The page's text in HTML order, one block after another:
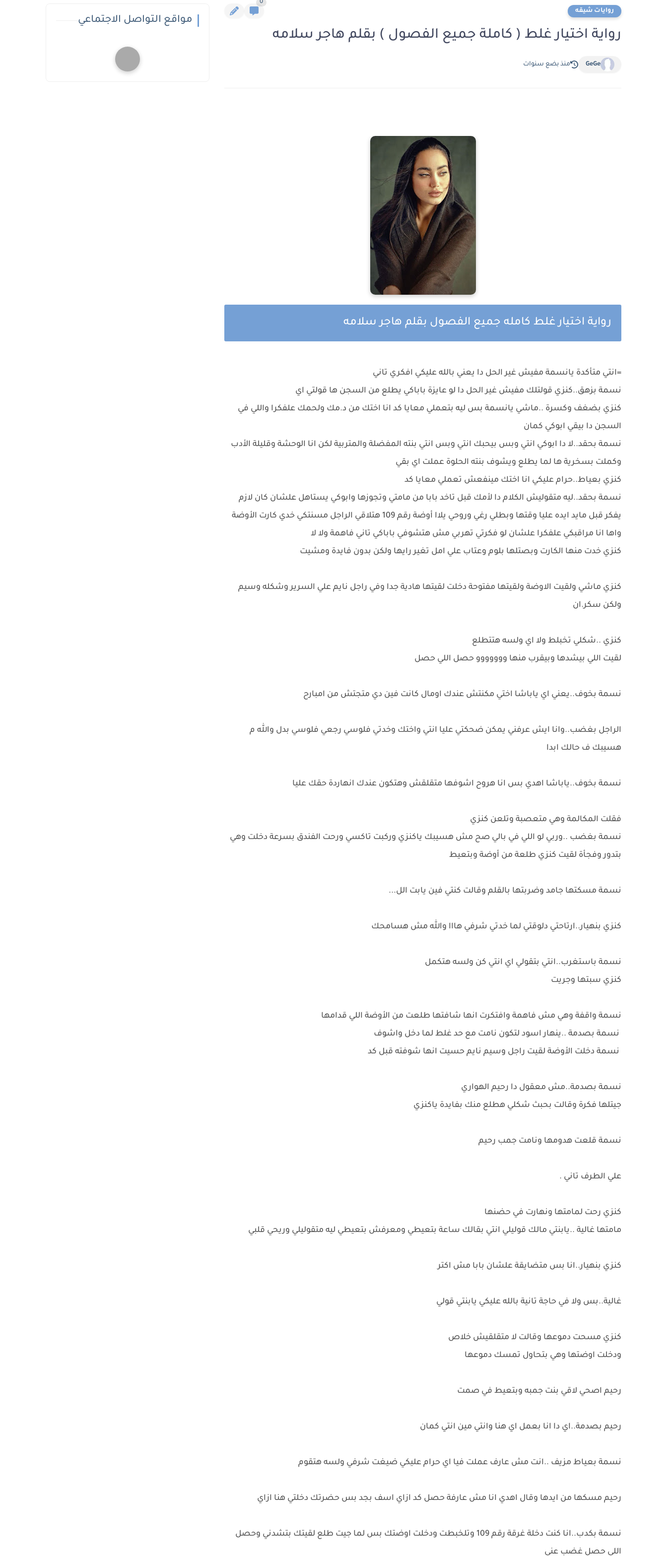
روايات شيقه
0
رواية اختيار غلط ( كاملة جميع الفصول ) بقلم هاجر سلامه
GeGe منذ بضع سنوات
رواية اختيار غلط كامله جميع الفصول بقلم هاجر سلامه
=انتي متأكدة يانسمة مفيش غير الحل دا يعني بالله عليكي افكري تاني
نسمة بزهق..كنزي قولتلك مفيش غير الحل دا لو عايزة باباكي يطلع من السجن ها قولتي اي
كنزي بضغف وكسرة ..ماشي يانسمة بس ليه بتعملي معايا كد انا اختك من د.مك ولحمك علفكرا واللي في
السجن دا بيقي ابوكي كمان
نسمة بحقد..لا دا ابوكي انتي وبس بيحبك انتي وبس انتي بنته المفضلة والمتربية لكن انا الوحشة وقليلة الأدب
وكملت بسخرية ها لما يطلع ويشوف بنته الحلوة عملت اي بقي
كنزي بعياط..حرام عليكي انا اختك مينفعش تعملي معايا كد
نسمة بحقد..ليه متقوليش الكلام دا لأمك قبل تاخد بابا من مامتي وتجوزها وابوكي يستاهل علشان كان لازم
يفكر قبل مايد ايده عليا وقتها وبطلي رغي وروحي يلاا أوضة رقم 109 هتلاقي الراجل مسنتكي خدي كارت الأوضة
واها انا مراقبكي علفكرا علشان لو فكرتي تهربي مش هتشوفي باباكي تاني فاهمة ولا لا
كنزي خدت منها الكارت وبصتلها بلوم وعتاب علي امل تغير رايها ولكن بدون فايدة ومشيت
كنزي ماشي ولقيت الاوضة ولقيتها مفتوحة دخلت لقيتها هادية جدا وفي راجل نايم علي السرير وشكله وسيم
ولكن سكر.ان
كنزي ..شكلي تخبلط ولا اي ولسه هتتطلع
لقيت اللي بيشدها وبيقرب منها ووووووو حصل اللي حصل
نسمة بخوف..يعني اي ياباشا اختي مكنتش عندك اومال كانت فين دي متجتش من امبارح
الراجل بغضب..وانا ايش عرفني يمكن ضحكتي عليا انتي واختك وخدتي فلوسي رجعي فلوسي بدل والله م
هسيبك ف حالك ابدا
نسمة بخوف..ياباشا اهدي بس انا هروح اشوفها متقلقش وهتكون عندك انهاردة حقك عليا
فقلت المكالمة وهي متعصبة وتلعن كنزي
نسمة بغضب ..وربي لو اللي في بالي صح مش هسيبك ياكنزي وركبت تاكسي ورحت الفندق بسرعة دخلت وهي
بتدور وفجأة لقيت كنزي طلعة من أوضة وبتعيط
نسمة مسكتها جامد وضربتها بالقلم وقالت كنتي فين يابت الل...
كنزي بنهيار..ارتاحتي دلوقتي لما خدتي شرفي هااا والله مش هسامحك
نسمة باستغرب..انتي بتقولي اي انتي كن ولسه هتكمل
كنزي سبتها وجريت
نسمة واقفة وهي مش فاهمة وافتكرت انها شافتها طلعت من الأوضة اللي قدامها
نسمة بصدمة ..ينهار اسود لتكون نامت مع حد غلط لما دخل واشوف
نسمة دخلت الأوضة لقيت راجل وسيم نايم حسيت انها شوفته قبل كد
نسمة بصدمة..مش معقول دا رحيم الهواري
جيتلها فكرة وقالت بحبث شكلي هطلع منك بفايدة ياكنزي
نسمة قلعت هدومها ونامت جمب رحيم
علي الطرف تاني .
كنزي رحت لمامتها ونهارت في حضنها
مامتها غالية ..يابنتي مالك قوليلي انتي بقالك ساعة بتعيطي ومعرفش بتعيطي ليه متقوليلي وريحي قلبي
كنزي بنهيار..انا بس متضايقة علشان بابا مش اكتر
غالية..بس ولا في حاجة تانية بالله عليكي يابنتي قولي
كنزي مسحت دموعها وقالت لا متقلقيش خلاص
ودخلت اوضتها وهي بتحاول تمسك دموعها
رحيم اصحي لاقي بنت جمبه وبتعيط في صمت
رحيم بصدمة..اي دا انا بعمل اي هنا وانتي مين انتي كمان
نسمة بعياط مزيف ..انت مش عارف عملت فيا اي حرام عليكي ضيغت شرفي ولسه هتقوم
رحيم مسكها من ايدها وقال اهدي انا مش عارفة حصل كد ازاي اسف بجد بس حضرتك دخلتي هنا ازاي
نسمة بكدب..انا كنت دخلة غرقة رقم 109 وتلخبطت ودخلت اوضتك بس لما جيت طلع لقيتك بتشدني وحصل
اللي حصل غضب عني
مواقع التواصل الاجتماعي